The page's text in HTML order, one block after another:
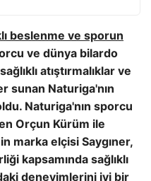
beslenme ve sporun
ve dünya bilardo
atıştırmalıklar ve
sunan Naturiga'nın
Naturiga'nın sporcu
Orçun Kürüm ile
marka elçisi Saygıner,
kapsamında sağlıklı
deneyimlerini iyi bir